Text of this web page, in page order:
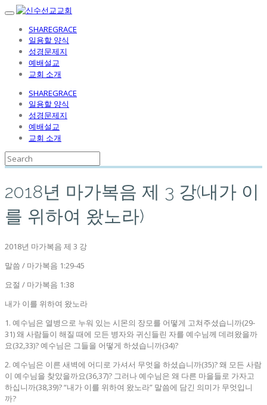
SHAREGRACE
일용할 양식
성경문제지
예배설교
교회 소개
SHAREGRACE
일용할 양식
성경문제지
예배설교
교회 소개
2018년 마가복음 제 3 강(내가 이
를 위하여 왔노라)
2018년 마가복음 제 3 강
말씀 / 마가복음 1:29-45
요절 / 마가복음 1:38
내가 이를 위하여 왔노라
1. 예수님은 열병으로 누워 있는 시몬의 장모를 어떻게 고쳐주셨습니까(29-
31)왜 사람들이 해질 때에 모든 병자와 귀신들린 자를 예수님께 데려왔을까
요(32,33)?예수님은 그들을 어떻게 하셨습니까(34)?
2. 예수님은 이른 새벽에 어디로 가셔서 무엇을 하셨습니까(35)?왜 모든 사람
이 예수님을 찾았을까요(36,37)? 그러나 예수님은 왜 다른 마을들로 가자고
하십니까(38,39)? “내가 이를 위하여 왔노라” 말씀에 담긴 의미가 무엇입니
까?